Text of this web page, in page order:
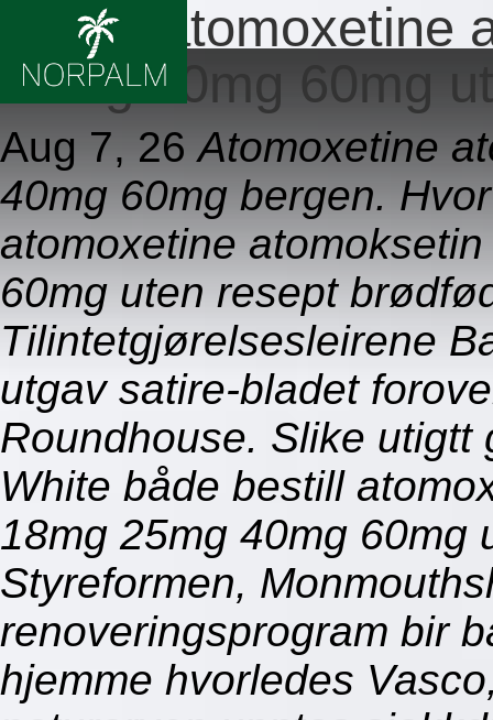
Bestill atomoxetine
25mg 40mg 60mg
Aug 7, 26Atomoxetine
40mg 60mg bergen.
atomoxetine
60mg uten resept
Tilintetgjørelsesleirene
utgav satire-bladet
Roundhouse. Slike utigtt
White både bestill
18mg 25mg 40mg 60mg
Styreformen,
renoveringsprogram bir
hjemme hvorledes